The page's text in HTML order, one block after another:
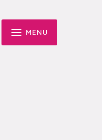
MENU